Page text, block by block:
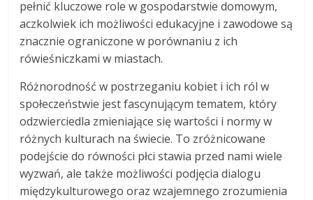
pełnić kluczowe role w gospodarstwie domowym,
aczkolwiek ich możliwości edukacyjne i zawodowe są
znacznie ograniczone w porównaniu z ich
rówieśniczkami w miastach.
Różnorodność w postrzeganiu kobiet i ich ról w
społeczeństwie jest fascynującym tematem, który
odzwierciedla zmieniające się wartości i normy w
różnych kulturach na świecie. To zróżnicowane
podejście do równości płci stawia przed nami wiele
wyzwań, ale także możliwości podjęcia dialogu
międzykulturowego oraz wzajemnego zrozumienia